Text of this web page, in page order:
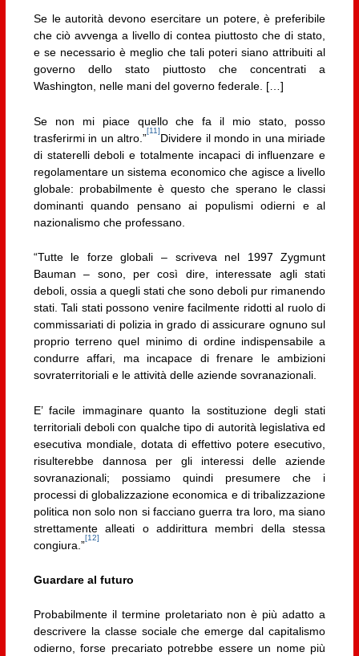
Se le autorità devono esercitare un potere, è preferibile
che ciò avvenga a livello di contea piuttosto che di stato,
e se necessario è meglio che tali poteri siano attribuiti al
governo dello stato piuttosto che concentrati a
Washington, nelle mani del governo federale. […]
Se non mi piace quello che fa il mio stato, posso
trasferirmi in un altro.”
[11]
Dividere il mondo in una miriade
di staterelli deboli e totalmente incapaci di influenzare e
regolamentare un sistema economico che agisce a livello
globale: probabilmente è questo che sperano le classi
dominanti quando pensano ai populismi odierni e al
nazionalismo che professano.
“Tutte le forze globali – scriveva nel 1997 Zygmunt
Bauman – sono, per così dire, interessate agli stati
deboli, ossia a quegli stati che sono deboli pur rimanendo
stati. Tali stati possono venire facilmente ridotti al ruolo di
commissariati di polizia in grado di assicurare ognuno sul
proprio terreno quel minimo di ordine indispensabile a
condurre affari, ma incapace di frenare le ambizioni
sovraterritoriali e le attività delle aziende sovranazionali.
E’ facile immaginare quanto la sostituzione degli stati
territoriali deboli con qualche tipo di autorità legislativa ed
esecutiva mondiale, dotata di effettivo potere esecutivo,
risulterebbe dannosa per gli interessi delle aziende
sovranazionali; possiamo quindi presumere che i
processi di globalizzazione economica e di tribalizzazione
politica non solo non si facciano guerra tra loro, ma siano
strettamente alleati o addirittura membri della stessa
congiura.”
[12]
Guardare al futuro
Probabilmente il termine proletariato non è più adatto a
descrivere la classe sociale che emerge dal capitalismo
odierno, forse precariato potrebbe essere un nome più